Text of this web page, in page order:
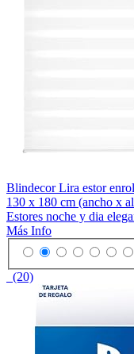
Blindecor Lira estor
130 x 180 cm (ancho x
Estores noche y dia
Más Info
(20)